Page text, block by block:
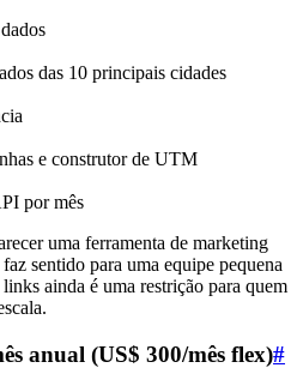
das 10 principais cidades
e construtor de UTM
por mês
uma ferramenta de marketing
sentido para uma equipe pequena
ainda é uma restrição para quem
anual (US$ 300/mês flex)#